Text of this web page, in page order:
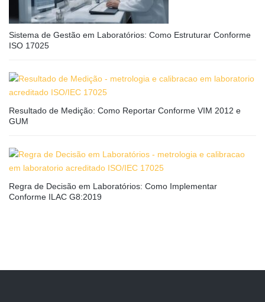
Sistema de Gestão em Laboratórios: Como Estruturar Conforme
ISO 17025
Resultado de Medição: Como Reportar Conforme VIM 2012 e
GUM
Regra de Decisão em Laboratórios: Como Implementar
Conforme ILAC G8:2019